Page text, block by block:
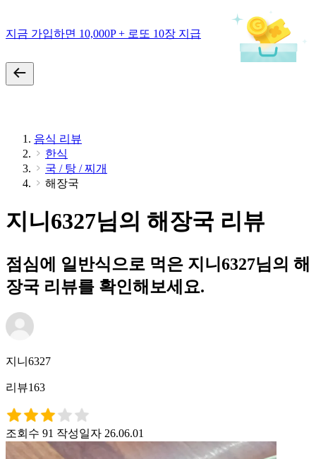
지금 가입하면 10,000P + 로또 10장 지급
음식 리뷰
한식
국 / 탕 / 찌개
해장국
지니6327님의 해장국 리뷰
점심에 일반식으로 먹은 지니6327님의 해
장국 리뷰를 확인해보세요.
지니6327
리뷰163
조회수 91 작성일자 26.06.01